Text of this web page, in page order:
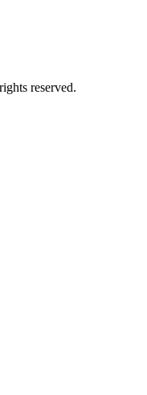
reserved.